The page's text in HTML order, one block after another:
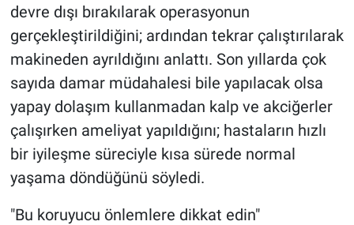
devre dışı bırakılarak operasyonun
gerçekleştirildiğini; ardından tekrar çalıştırılarak
makineden ayrıldığını anlattı. Son yıllarda çok
sayıda damar müdahalesi bile yapılacak olsa
yapay dolaşım kullanmadan kalp ve akciğerler
çalışırken ameliyat yapıldığını; hastaların hızlı
bir iyileşme süreciyle kısa sürede normal
yaşama döndüğünü söyledi.
"Bu koruyucu önlemlere dikkat edin"